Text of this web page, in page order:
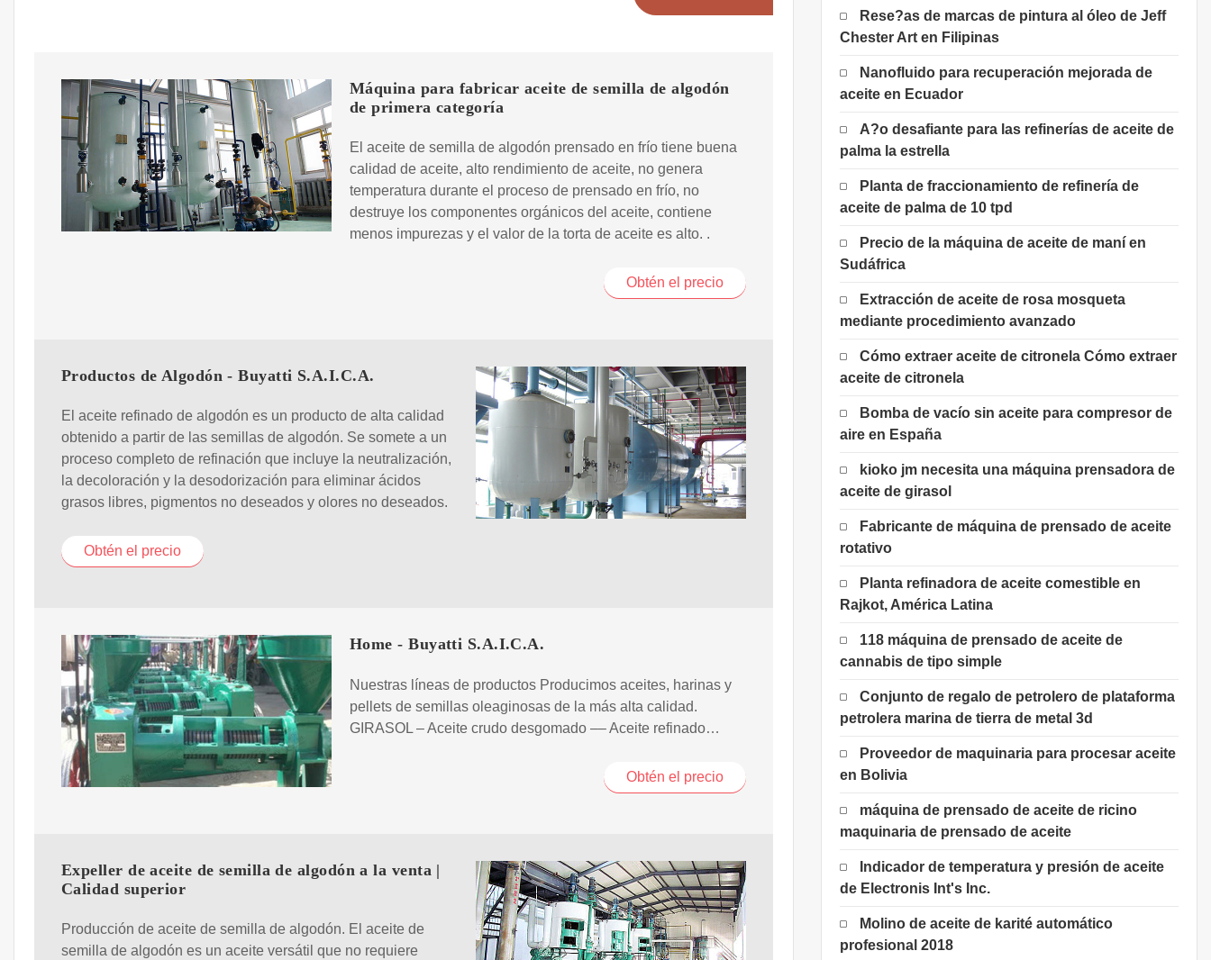
Máquina para fabricar aceite de semilla de algodón
de primera categoría
El aceite de semilla de algodón prensado en frío tiene buena
calidad de aceite, alto rendimiento de aceite, no genera
temperatura durante el proceso de prensado en frío, no
destruye los componentes orgánicos del aceite, contiene
menos impurezas y el valor de la torta de aceite es alto. .
Obtén el precio
Productos de Algodón - Buyatti S.A.I.C.A.
El aceite refinado de algodón es un producto de alta calidad
obtenido a partir de las semillas de algodón. Se somete a un
proceso completo de refinación que incluye la neutralización,
la decoloración y la desodorización para eliminar ácidos
grasos libres, pigmentos no deseados y olores no deseados.
Obtén el precio
Home - Buyatti S.A.I.C.A.
Nuestras líneas de productos Producimos aceites, harinas y
pellets de semillas oleaginosas de la más alta calidad.
GIRASOL – Aceite crudo desgomado –– Aceite refinado…
Obtén el precio
Expeller de aceite de semilla de algodón a la venta |
Calidad superior
Producción de aceite de semilla de algodón. El aceite de
semilla de algodón es un aceite versátil que no requiere
Rese?as de marcas de pintura al óleo de Jeff
Chester Art en Filipinas
Nanofluido para recuperación mejorada de
aceite en Ecuador
A?o desafiante para las refinerías de aceite de
palma la estrella
Planta de fraccionamiento de refinería de
aceite de palma de 10 tpd
Precio de la máquina de aceite de maní en
Sudáfrica
Extracción de aceite de rosa mosqueta
mediante procedimiento avanzado
Cómo extraer aceite de citronela Cómo extraer
aceite de citronela
Bomba de vacío sin aceite para compresor de
aire en España
kioko jm necesita una máquina prensadora de
aceite de girasol
Fabricante de máquina de prensado de aceite
rotativo
Planta refinadora de aceite comestible en
Rajkot, América Latina
118 máquina de prensado de aceite de
cannabis de tipo simple
Conjunto de regalo de petrolero de plataforma
petrolera marina de tierra de metal 3d
Proveedor de maquinaria para procesar aceite
en Bolivia
máquina de prensado de aceite de ricino
maquinaria de prensado de aceite
Indicador de temperatura y presión de aceite
de Electronis Int's Inc.
Molino de aceite de karité automático
profesional 2018